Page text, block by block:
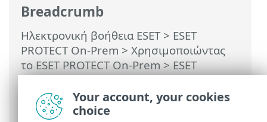
Breadcrumb
Ηλεκτρονική βοήθεια ESET> ESET
PROTECT On-Prem > Χρησιμοποιώντας
το ESET PROTECT On-Prem>ESET
PROTECT On-Prem Κύριο μενού>
Εργασίες
>Εργασίες υπολογιστή-πελάτη
> Έλεγχος για ενημέρωση προϊόντος
Your account, your cookies
choice